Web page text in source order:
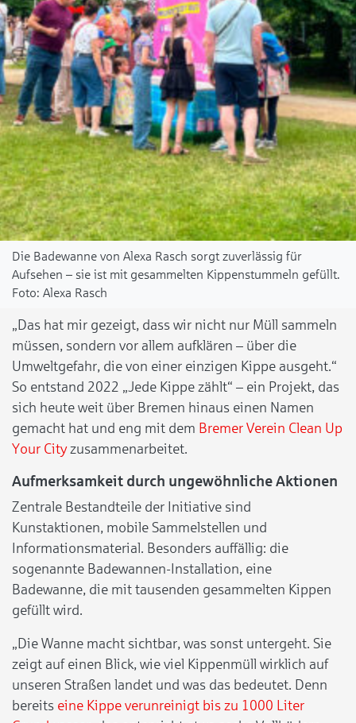
Die Badewanne von Alexa Rasch sorgt zuverlässig für
Aufsehen – sie ist mit gesammelten Kippenstummeln gefüllt.
Alexa Rasch
„Das hat mir gezeigt, dass wir nicht nur Müll sammeln
müssen, sondern vor allem aufklären – über die
Umweltgefahr, die von einer einzigen Kippe ausgeht.“
So entstand 2022 „Jede Kippe zählt“ – ein Projekt, das
sich heute weit über Bremen hinaus einen Namen
gemacht hat und eng mit dem Bremer Verein Clean Up
Your Cityzusammenarbeitet.
Aufmerksamkeit durch ungewöhnliche Aktionen
Zentrale Bestandteile der Initiative sind
Kunstaktionen, mobile Sammelstellen und
Informationsmaterial. Besonders auffällig: die
sogenannte Badewannen-Installation, eine
Badewanne, die mit tausenden gesammelten Kippen
gefüllt wird.
„Die Wanne macht sichtbar, was sonst untergeht. Sie
zeigt auf einen Blick, wie viel Kippenmüll wirklich auf
unseren Straßen landet und was das bedeutet. Denn
bereits eine Kippe verunreinigt bis zu 1000 Liter